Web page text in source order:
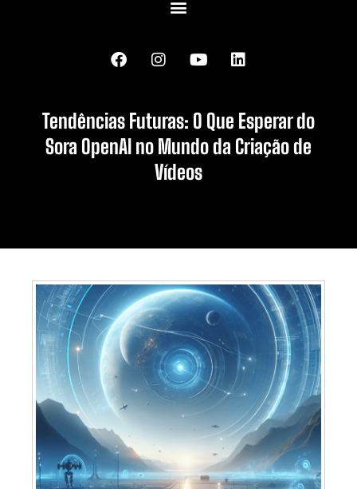
Tendências Futuras: O Que Esperar do
Sora OpenAI no Mundo da Criação de
Vídeos